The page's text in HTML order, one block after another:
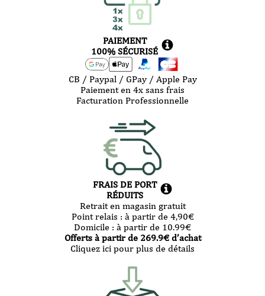
PAIEMENT
100% SÉCURISÉ
CB / Paypal / GPay / Apple Pay
Paiement en 4x sans frais
Facturation Professionnelle
FRAIS DE PORT
RÉDUITS
Retrait en magasin gratuit
Point relais : à partir de 4,90€
Domicile : à partir de 10.99€
Offerts à partir de 269.9€ d’achat
Cliquez ici pour plus de détails